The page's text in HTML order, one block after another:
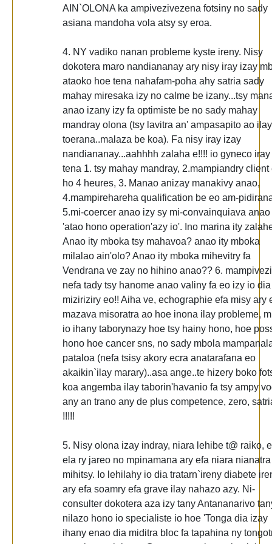
AIN`OLONA ka ampivezivezena fotsiny no sady
asiana mandoha vola atsy sy eroa.
4. NY vadiko nanan probleme kyste ireny. Nisy
dokotera maro nandiananay ary nisy iray izay
ataoko hoe tena nahafam-poha ahy satria sady
mahay miresaka izy no calme be izany...tsy
anao izany izy fa optimiste be no sady mahay
mandray olona (tsy lavitra an' ampasapito ao ilay
toerana..malaza be koa). Fa nisy iray izay
nandiananay...aahhhh zalaha e!!!! io gyneco
tena 1. tsy mahay mandray, 2.mampiandry client
ho 4 heures, 3. Manao anizay manakivy anao,
4.mampirehareha qualification be eo am-
5.mi-coercer anao izy sy mi-convainquiava
'atao hono operation'azy io'. Ino marina ity
Anao ity mboka tsy mahavoa? anao ity mboka
milalao ain'olo? Anao ity mboka mihevitry fa
Vendrana ve zay no hihino anao?? 6.
nefa tady tsy hanome anao valiny fa eo izy io dia
miziriziry eo!! Aiha ve, echographie efa misy ary
mazava misoratra ao hoe inona ilay probleme,
io ihany taborynazy hoe tsy hainy hono, hoe
hono hoe cancer sns, no sady mbola
pataloa (nefa tsisy akory ecra anatarafana eo
akaikin`ilay marary)..asa ange..te hizery boko
koa angemba ilay taborin'havanio fa tsy ampy
any an trano any de plus competence, zero,
!!!!!
5. Nisy olona izay indray, niara lehibe t@ raiko,
ela ry jareo no mpinamana ary efa niara nianatra
mihitsy. Io lehilahy io dia tratarn`ireny diabete
ary efa soamry efa grave ilay nahazo azy. Ni-
consulter dokotera aza izy tany Antananarivo
nilazo hono io specialiste io hoe 'Tonga dia izay
ihany enao dia miditra bloc fa tapahina ny